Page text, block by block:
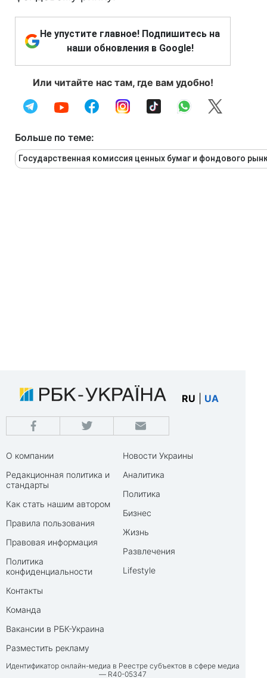
Не упустите главное! Подпишитесь на
наши обновления в Google!
Или читайте нас там, где вам удобно!
Больше по теме:
Государственная комиссия ценных бумаг и фондового
RU UA
О компании
Редакционная политика и
стандарты
Как стать нашим автором
Правила пользования
Правовая информация
Политика
конфиденциальности
Контакты
Команда
Вакансии в РБК-Украина
Разместить рекламу
Новости Украины
Аналитика
Политика
Бизнес
Жизнь
Развлечения
Lifestyle
Идентификатор онлайн-медиа в Реестре субъектов в сфере медиа
— R40-05347